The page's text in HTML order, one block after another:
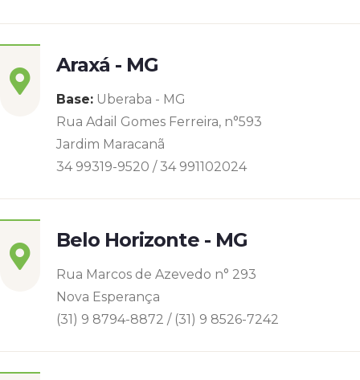
Araxá - MG
Base: Uberaba - MG
Rua Adail Gomes Ferreira, n°593
Jardim Maracanã
34 99319-9520 / 34 991102024
Belo Horizonte - MG
Rua Marcos de Azevedo n° 293
Nova Esperança
(31) 9 8794-8872 / (31) 9 8526-7242